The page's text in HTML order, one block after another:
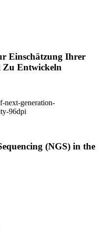
Einschätzung Ihrer
Zu Entwickeln
(NGS) in the